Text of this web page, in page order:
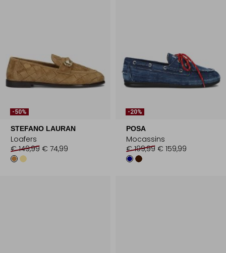
-50%
STEFANO LAURAN
Loafers
€ 149,99 € 74,99
-20%
POSA
Mocassins
€ 199,99 € 159,99